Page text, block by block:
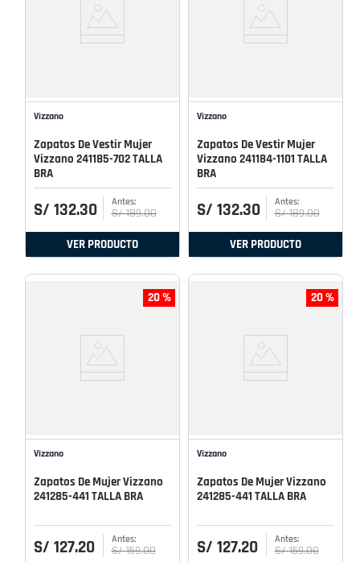
Vizzano
Zapatos De Vestir Mujer
Vizzano 241185-702 TALLA
BRA
S/ 132.30 S/ 189.00
VER PRODUCTO
Vizzano
Zapatos De Vestir Mujer
Vizzano 241184-1101 TALLA
BRA
S/ 132.30 S/ 189.00
VER PRODUCTO
20 %
Vizzano
Zapatos De Mujer Vizzano
241285-441 TALLA BRA
S/ 127.20 S/ 159.00
20 %
Vizzano
Zapatos De Mujer Vizzano
241285-441 TALLA BRA
S/ 127.20 S/ 159.00